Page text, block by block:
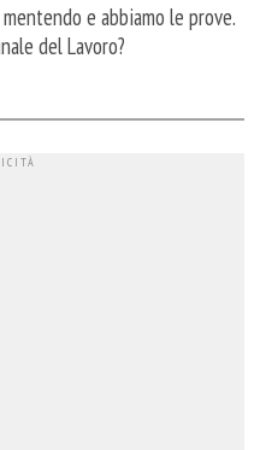
e abbiamo le prove.
del Lavoro?